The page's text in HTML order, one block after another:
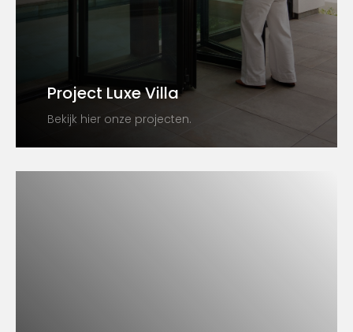
Project Luxe Villa
Bekijk hier onze projecten.